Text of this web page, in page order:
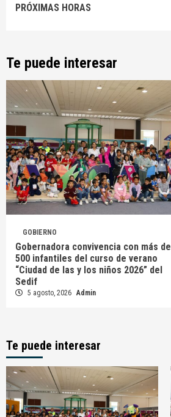
PRÓXIMAS HORAS
Te puede interesar
GOBIERNO
Gobernadora convivencia con más de
500 infantiles del curso de verano
“Ciudad de las y los niños 2026” del
Sedif
5 agosto, 2026 Admin
Te puede interesar